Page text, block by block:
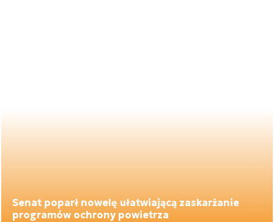
Senat poparł nowelę ułatwiającą zaskarżanie
programów ochrony powietrza